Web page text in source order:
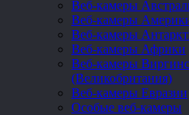
Веб-камеры
Веб-камеры
Веб-камеры
Веб-камеры Африки
Веб-камеры
(Великобритания)
Веб-камеры Евразии
Особые веб-камеры